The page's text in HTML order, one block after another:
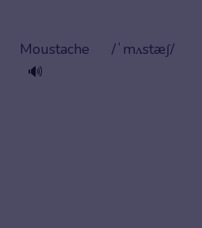
Moustache
🔊
/ˈmʌstæʃ/